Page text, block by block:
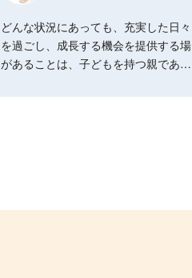
どんな状況にあっても、充実した日々
を過ごし、成長する機会を提供する場
があることは、子どもを持つ親であ…